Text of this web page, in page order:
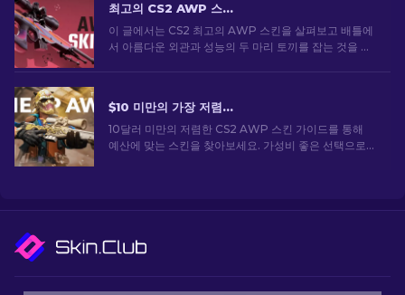
최고의 CS2 AWP 스킨: 스나이퍼의 선택 [2026]
이 글에서는 CS2 최고의 AWP 스킨을 살펴보고 배틀에
서 아름다운 외관과 성능의 두 마리 토끼를 잡는 것을 좋
$10 미만의 가장 저렴한 CS2 AWP 스킨: 전체 목록 [2026]
10달러 미만의 저렴한 CS2 AWP 스킨 가이드를 통해
예산에 맞는 스킨을 찾아보세요. 가성비 좋은 선택으로